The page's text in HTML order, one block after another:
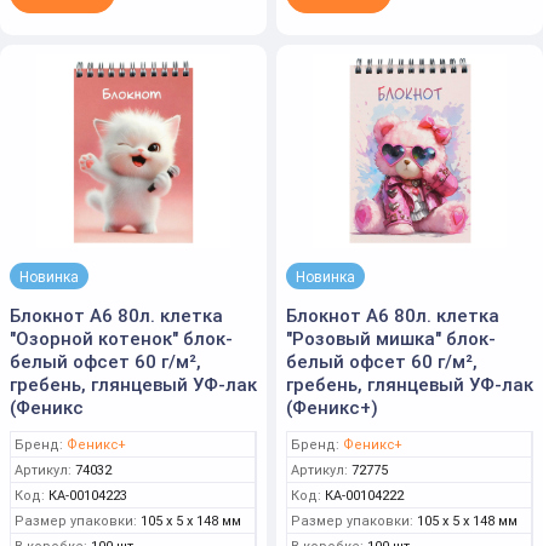
Новинка
Блокнот А6 80л. клетка
"Озорной котенок" блок-
белый офсет 60 г/м²,
гребень, глянцевый УФ-лак
(Феникс
Бренд: Феникс+
Артикул: 74032
Код: КА-00104223
Размер упаковки: 105 x 5 x 148 мм
Новинка
Блокнот А6 80л. клетка
"Розовый мишка" блок-
белый офсет 60 г/м²,
гребень, глянцевый УФ-лак
(Феникс+)
Бренд: Феникс+
Артикул: 72775
Код: КА-00104222
Размер упаковки: 105 x 5 x 148 мм